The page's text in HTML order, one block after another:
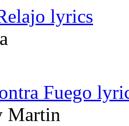
lyrics
Fuego
Martin